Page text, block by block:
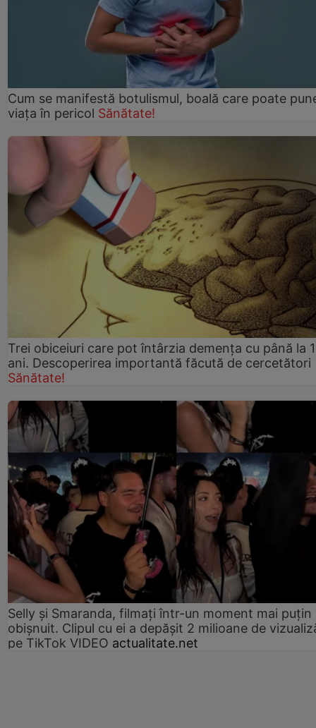
Cum se manifestă botulismul, boală care poate
viaţa în pericol Sănătate!
Trei obiceiuri care pot întârzia demența cu până la
ani. Descoperirea importantă făcută de cercetători
Sănătate!
Selly și Smaranda, filmați într-un moment mai puțin
obișnuit. Clipul cu ei a depășit 2 milioane de
pe TikTok VIDEO actualitate.net